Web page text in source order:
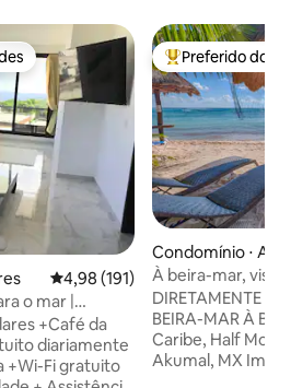
dos hóspedes
4,98 de uma avaliação média de
4,98 (191)
o mar |
da manhã
+Café da
diariamente
+Wi-Fi gratuito
Entre os
Preferido dos
Condomínio ⋅
À beira-mar, vista
acomoda 1-4
DIRETAMENTE
BEIRA-MAR À
Caribe, Half Moon
Akumal, MX Imagine acordar e ver o